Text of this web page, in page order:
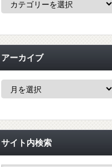
ー
アーカイブ
ブ
サイト内検索